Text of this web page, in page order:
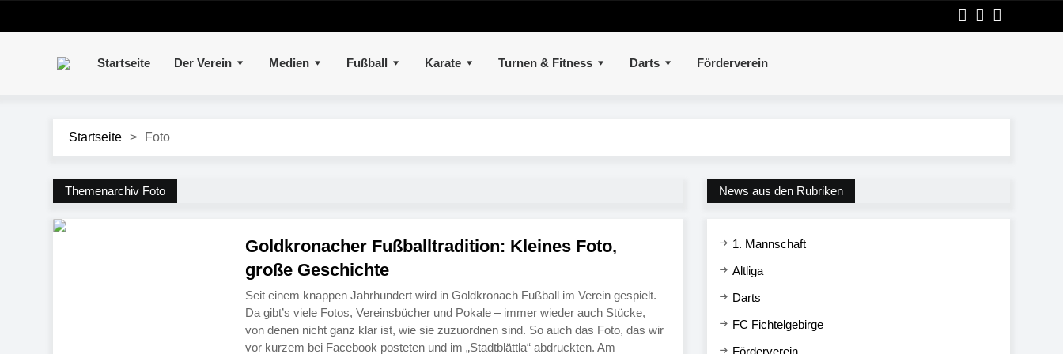
Startseite Der Verein Medien Fußball Karate Turnen & Fitness Darts Förderverein
Startseite > Foto
Themenarchiv Foto
Goldkronacher Fußballtradition: Kleines Foto,
große Geschichte
Seit einem knappen Jahrhundert wird in Goldkronach Fußball im Verein gespielt.
Da gibt’s viele Fotos, Vereinsbücher und Pokale – immer wieder auch Stücke,
von denen nicht ganz klar ist, wie sie zuzuordnen sind. So auch das Foto, das wir
vor kurzem bei Facebook posteten und im „Stadtblättla“ abdruckten. Am
News aus den Rubriken
1. Mannschaft
Altliga
Darts
FC Fichtelgebirge
Förderverein